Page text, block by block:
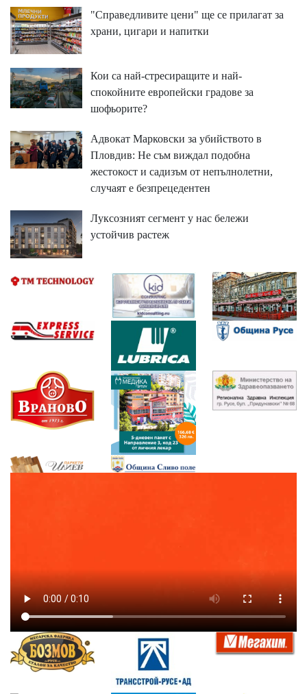
"Справедливите цени" ще се прилагат за
храни, цигари и напитки
Кои са най-стресиращите и най-
спокойните европейски градове за
шофьорите?
Адвокат Марковски за убийството в
Пловдив: Не съм виждал подобна
жестокост и садизъм от непълнолетни,
случаят е безпрецедентен
Луксозният сегмент у нас бележи
устойчив растеж